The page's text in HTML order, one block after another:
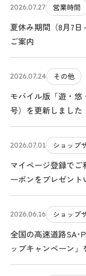
2026.07.27 営業時間
夏休み期間（8月7日
ご案内
2026.07.24 その他
モバイル版「遊・悠
号）を更新しました
2026.07.01 ショップ
マイページ登録で
ーポンをプレゼント
2026.06.16 ショップ
全国の高速道路SA･
ップキャンペーン
ポケモンサービスエ